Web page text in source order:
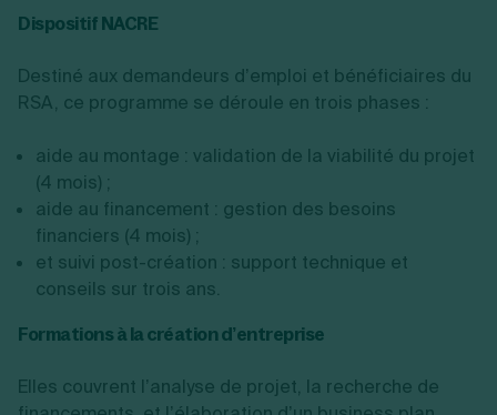
Dispositif NACRE
Destiné aux demandeurs d’emploi et bénéficiaires du
RSA, ce programme se déroule en trois phases :
aide au montage : validation de la viabilité du projet
(4 mois) ;
aide au financement : gestion des besoins
financiers (4 mois) ;
et suivi post-création : support technique et
conseils sur trois ans.
Formations à la création d’entreprise
Elles couvrent l’analyse de projet, la recherche de